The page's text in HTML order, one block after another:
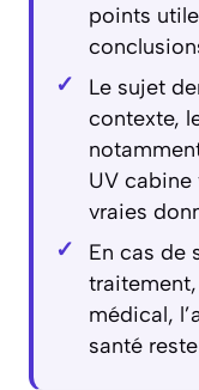
points
Le sujet
contexte,
UV cabine
vraies
En cas de
médical,
santé